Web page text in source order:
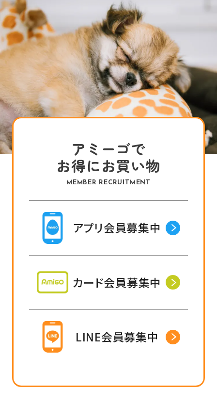
アミーゴで
お得にお買い物
MEMBER RECRUITMENT
アプリ会員募集中
カード会員募集中
LINE会員募集中